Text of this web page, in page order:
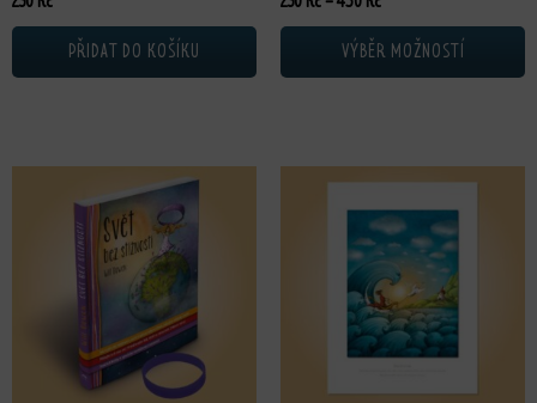
PŘIDAT DO KOŠÍKU VÝBĚR MOŽNOSTÍ
Tento produkt má více variant.